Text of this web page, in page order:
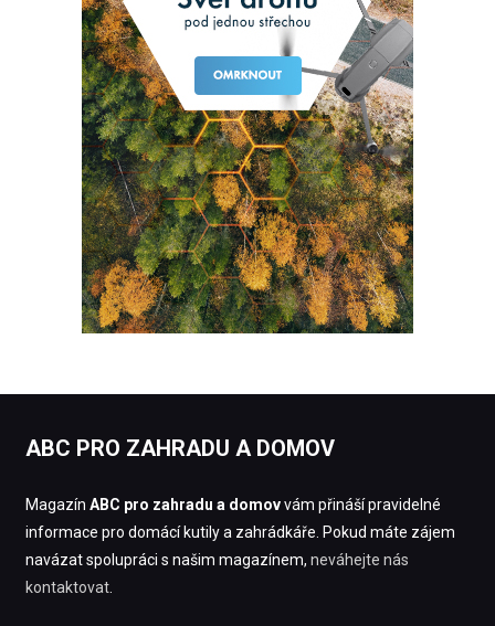
ABC PRO ZAHRADU A DOMOV
Magazín ABC pro zahradu a domovvám přináší pravidelné
informace pro domácí kutily a zahrádkáře. Pokud máte zájem
navázat spolupráci s našim magazínem, neváhejte nás
kontaktovat.